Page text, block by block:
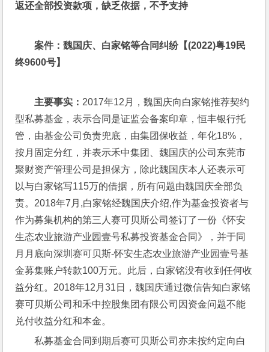
返还全部投资款项，缺乏依据，不予支持
案件：魏国庆、白家铭等合同纠纷【(2022)粤19民
终9600号】
主要事实： 2017年12月，魏国庆向白家铭推荐契约
型私募基金，表示合同是证监会备案印章，恒丰银行托
管，由基金公司负责兜底，由集团保收益，年化18%，
按月固定分红，并表示禾中集团、魏国庆的公司东莞市
聚财资产管理公司是担保方，除此魏国庆本人还表示可
以与白家铭写115万的借据，所有问题由魏国庆全部负
责。2018年7月,白家铭经魏国庆介绍,作为基金投资者与
作为募集机构的第三人赛可贝斯公司签订了一份《怀安
生态农业旅游产业园壹号私募投资基金合同》，并于同
月月底向深圳赛可贝斯-怀安生态农业旅游产业园壹号基
金募集账户转款100万元。此后，白家铭没有收到任何收
益分红。2018年12月31日，魏国庆通过微信告知白家铭
赛可贝斯公司和禾中控股集团有限公司因资金问题不能
兑付收益分红和本金。
私募基金合同到期后赛可贝斯公司亦未按约定向白